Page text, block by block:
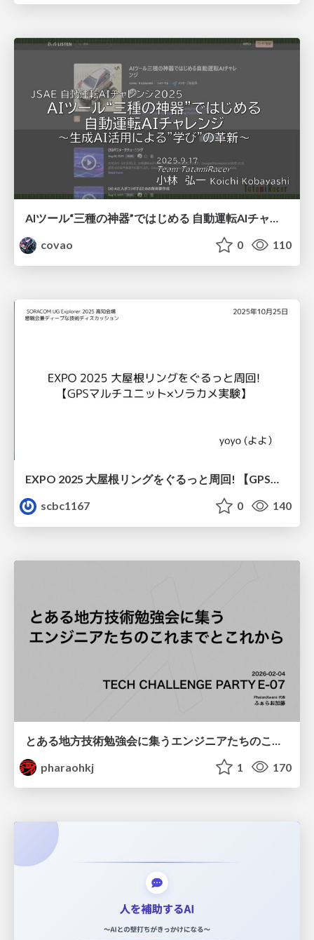
covao
0 110
EXPO 2025 大屋根リングをぐるっと周回! 【GPSマルチユニット×ソラカメ実験】
scbc1167
0 140
pharaohkj
1 170